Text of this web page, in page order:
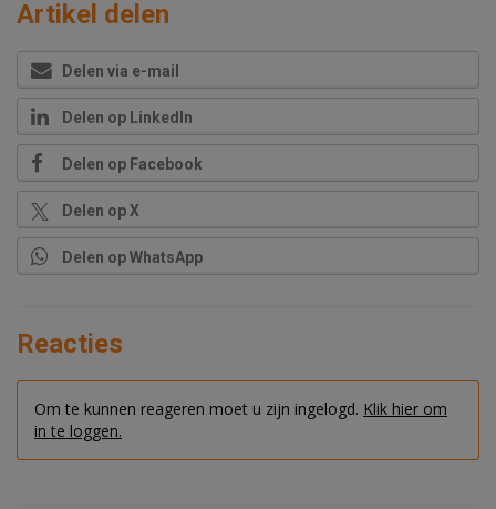
Artikel delen
Delen via e-mail
Delen op LinkedIn
Delen op Facebook
Delen op X
Delen op WhatsApp
Reacties
Om te kunnen reageren moet u zijn ingelogd. Klik hier om
in te loggen.